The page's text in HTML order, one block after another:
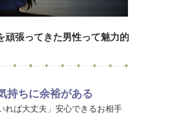
頑張ってきた男性って魅力的
持ちに余裕がある
れば大丈夫」安心できるお相手